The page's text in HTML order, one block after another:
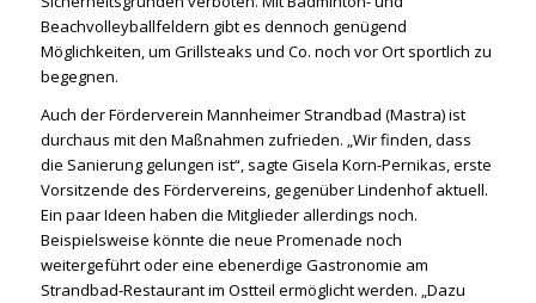
Beachvolleyballfeldern gibt es dennoch genügend
Möglichkeiten, um Grillsteaks und Co. noch vor Ort sportlich zu
begegnen.
Auch der Förderverein Mannheimer Strandbad (Mastra) ist
durchaus mit den Maßnahmen zufrieden. „Wir finden, dass
die Sanierung gelungen ist“, sagte Gisela Korn-Pernikas, erste
Vorsitzende des Fördervereins, gegenüber Lindenhof aktuell.
Ein paar Ideen haben die Mitglieder allerdings noch.
Beispielsweise könnte die neue Promenade noch
weitergeführt oder eine ebenerdige Gastronomie am
Strandbad-Restaurant im Ostteil ermöglicht werden. „Dazu